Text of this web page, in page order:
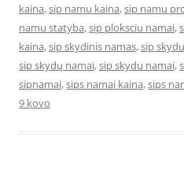
kaina,sip namu kaina,sip namu
namu statyba,sip ploksciu namai,
kaina,sip skydinis namas,sip
sip skydų namai,sip skydu namai,
sipnamai,sips namai kaina,sips
9 kovo